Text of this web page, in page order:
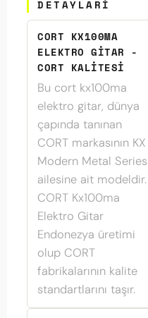
DETAYLARI
CORT KX100MA
ELEKTRO GITAR -
CORT KALITESI
Bu cort kx100ma
elektro gitar, dünya
çapında tanınan
CORT markasının KX
Modern Metal Series
ailesine ait modeldir.
CORT Kx100ma
Elektro Gitar
Endonezya üretimi
olup CORT
fabrikalarının kalite
standartlarını taşır.